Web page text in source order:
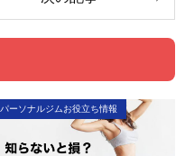
パーソナルジムお役立ち情報